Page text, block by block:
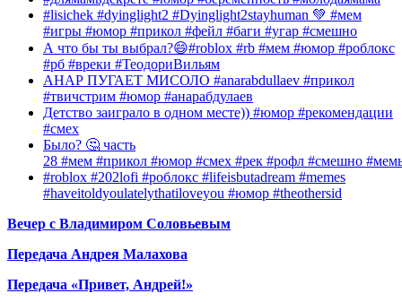
#lisichek #dyinglight2 #Dyinglight2stayhuman 💚 #мем
#игры #юмор #прикол #фейл #баги #угар #смешно
А что бы ты выбрал?😄#roblox #rb #мем #юмор #роблокс
#рб #вреки #ТеодориВильям
АНАР ПУГАЕТ МИСОЛО #anarabdullaev #прикол
#твичстрим #юмор #анарабдулаев
Детство заиграло в одном месте)) #юмор #рекомендации
#смех
Было? 🤔 часть
28 #мем #прикол #юмор #смех #рек #рофл #смешно
#roblox #202lofi #роблокс #lifeisbutadream #memes
#haveitoldyoulatelythatiloveyou #юмор #theothersid
Вечер с Владимиром Соловьевым
Передача Андрея Малахова
Передача «Привет, Андрей!»